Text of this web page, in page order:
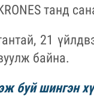
танд
21
байна.
буй шингэн